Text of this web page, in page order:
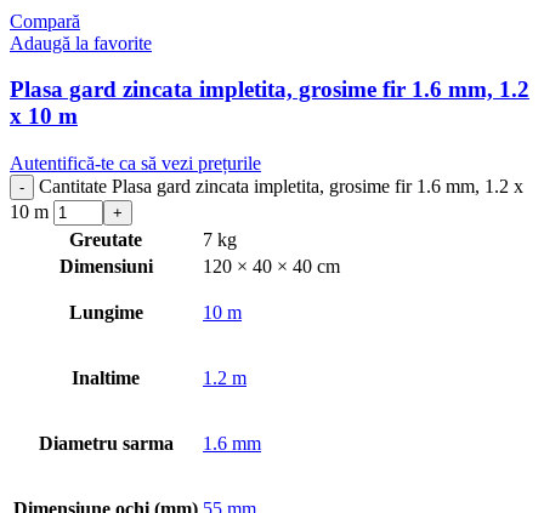
Compară
Adaugă la favorite
Plasa gard zincata impletita, grosime fir 1.6 mm, 1.2
x 10 m
Autentifică-te ca să vezi prețurile
Cantitate Plasa gard zincata impletita, grosime fir 1.6 mm, 1.2 x
10 m
Greutate
7 kg
Dimensiuni
120 × 40 × 40 cm
Lungime 10 m
Inaltime 1.2 m
Diametru sarma 1.6 mm
Dimensiune ochi (mm) 55 mm